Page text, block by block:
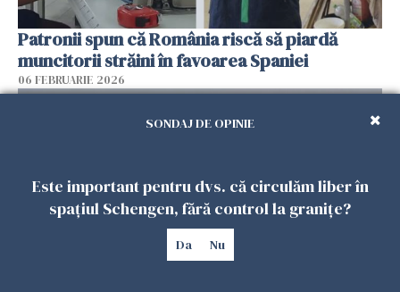
Patronii spun că România riscă să piardă
muncitorii străini în favoarea Spaniei
06 FEBRUARIE 2026
SONDAJ DE OPINIE
Este important pentru dvs. că circulăm liber în
spațiul Schengen, fără control la granițe?
Da Nu